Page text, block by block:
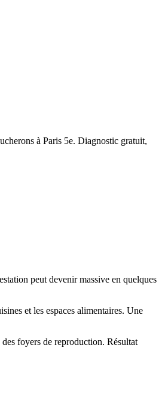
à Paris 5e. Diagnostic gratuit,
peut devenir massive en quelques
et les espaces alimentaires. Une
foyers de reproduction. Résultat